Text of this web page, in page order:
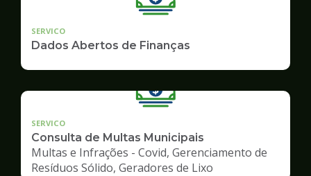
SERVICO
Dados Abertos de Finanças
SERVICO
Consulta de Multas Municipais
Multas e Infrações - Covid, Gerenciamento de
Resíduos Sólido, Geradores de Lixo